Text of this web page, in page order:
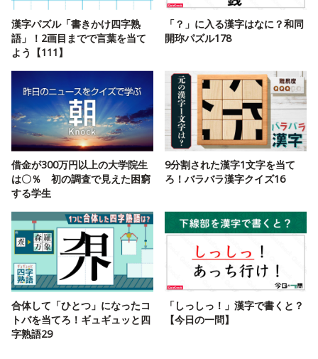
漢字パズル「書きかけ四字熟
語」！2画目までで言葉を当て
よう【111】
「？」に入る漢字はなに？和同
開珎パズル178
借金が300万円以上の大学院生
は〇％ 初の調査で見えた困窮
する学生
9分割された漢字1文字を当て
ろ！バラバラ漢字クイズ16
合体して「ひとつ」になったコ
トバを当てろ！ギュギュッと四
字熟語29
「しっしっ！」漢字で書くと？
【今日の一問】